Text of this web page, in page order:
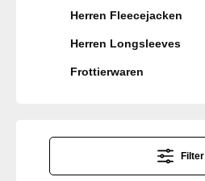
Herren Fleecejacken
Herren Longsleeves
Frottierwaren
Filter